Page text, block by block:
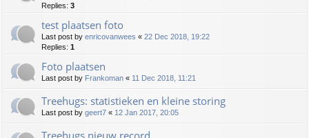
Replies: 3
test plaatsen foto
Last post by enricovanwees « 22 Dec 2018, 19:22
Replies: 1
Foto plaatsen
Last post by Frankoman « 11 Dec 2018, 11:21
Treehugs: statistieken en kleine storing
Last post by geert7 « 12 Jan 2017, 20:05
Treehugs nieuw record